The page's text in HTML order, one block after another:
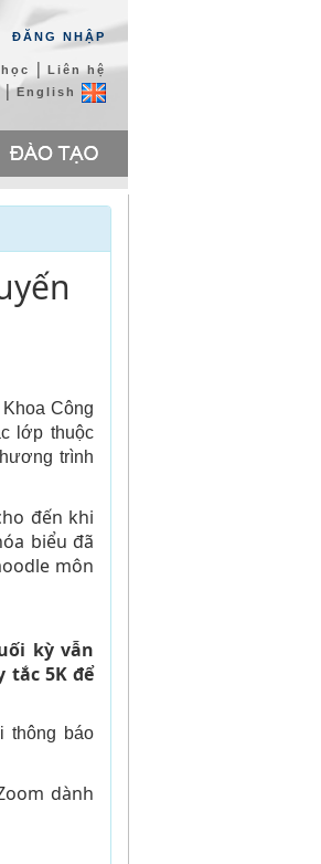
ĐĂNG NHẬP
| Liên hệ
|English
Công
lớp thuộc
trình
đến khi
biểu đã
môn
kỳ vẫn
5K để
thông báo
dành